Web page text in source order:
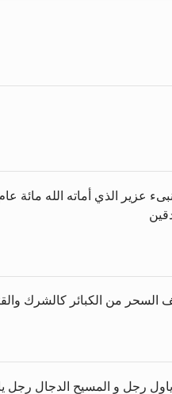
الذي أماته الله مائة عام
السحر من الكبائر كالشرك
رجل و المسيح الدجال رجل